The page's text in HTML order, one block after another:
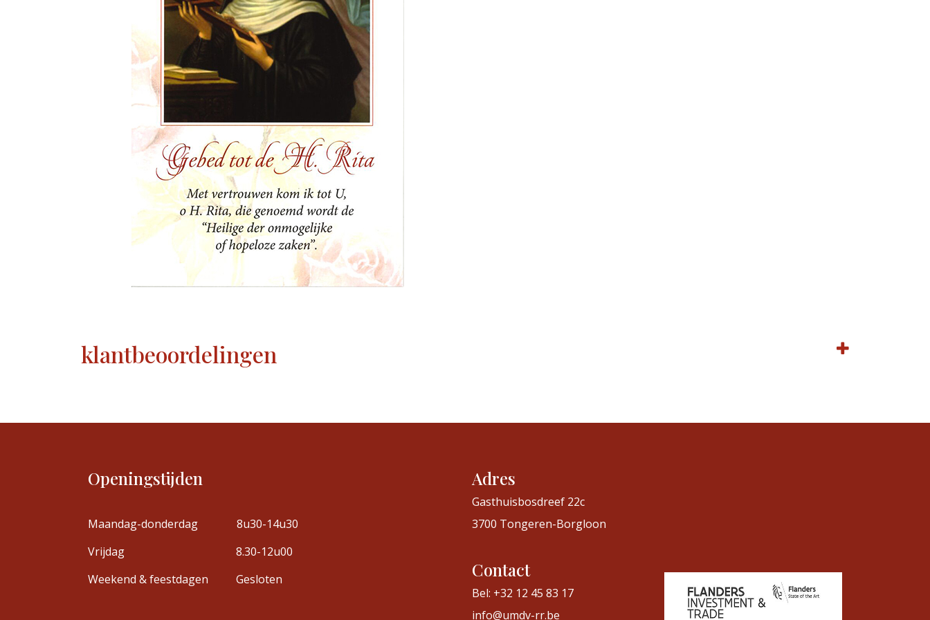
klantbeoordelingen
Openingstijden
Maandag-donderdag
8u30-14u30
Vrijdag
8.30-12u00
Weekend & feestdagen
Gesloten
Adres
Gasthuisbosdreef 22c
3700 Tongeren-Borgloon
Contact
Bel: +32 12 45 83 17
info@umdv-rr.be